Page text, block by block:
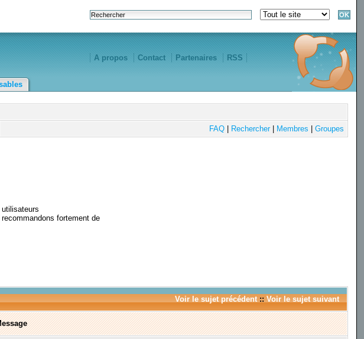
A propos Contact Partenaires RSS
FAQ| Rechercher| Membres Groupes
fortement de
Voir le sujet précédent:: Voir le sujet suivant